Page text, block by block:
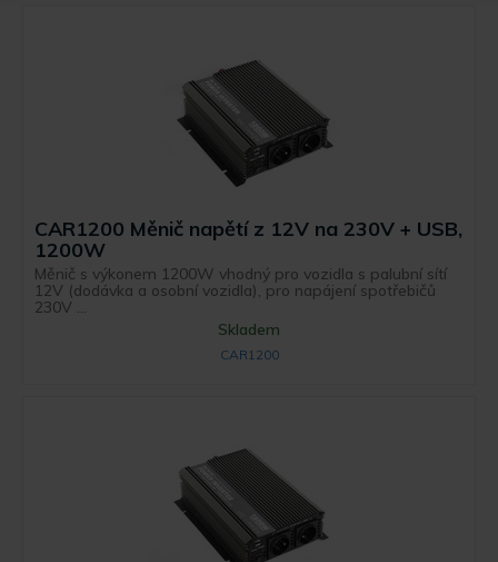
CAR1200 Měnič napětí z 12V na 230V + USB,
1200W
Měnič s výkonem 1200W vhodný pro vozidla s palubní sítí
12V (dodávka a osobní vozidla), pro napájení spotřebičů
230V ...
Skladem
CAR1200